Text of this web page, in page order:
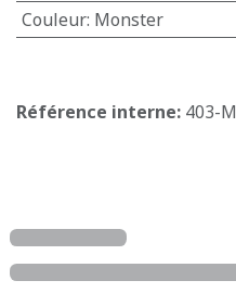
Couleur: Monster
Référence interne: 403-M